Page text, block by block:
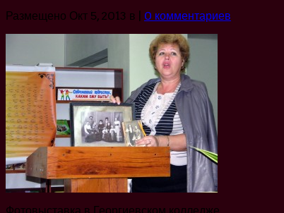
Размещено Окт 5, 2013 в | 0 комментариев